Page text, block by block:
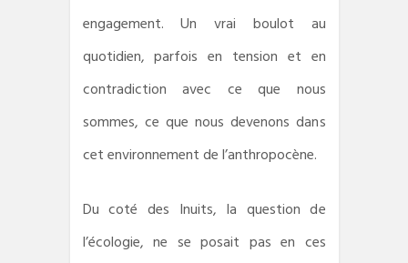
engagement. Un vrai boulot au
quotidien, parfois en tension et en
contradiction avec ce que nous
sommes, ce que nous devenons dans
cet environnement de l’anthropocène.
Du coté des Inuits, la question de
l’écologie, ne se posait pas en ces